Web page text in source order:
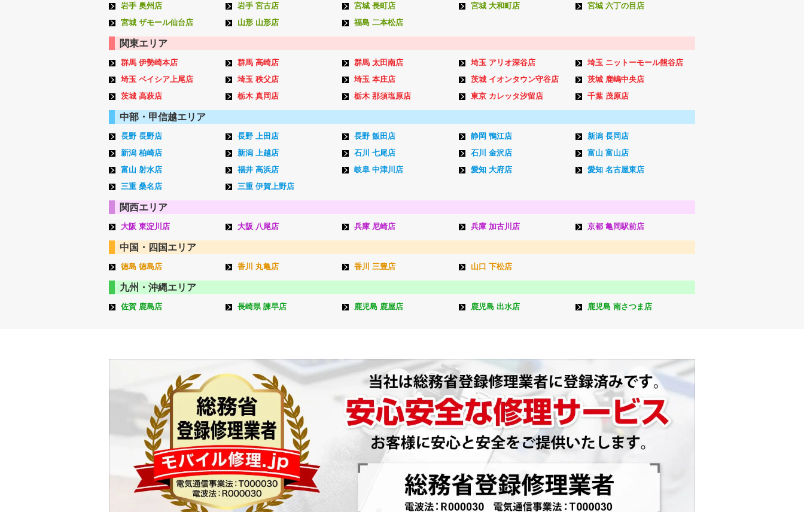
岩手 奥州店
岩手 宮古店 宮城 長町店 宮城 大和町店
宮城 六丁の目店
宮城 ザモール仙台店
山形 山形店 福島 二本松店
関東エリア
群馬 伊勢崎本店 群馬 高崎店 群馬 太田南店 埼玉 アリオ深谷店
埼玉 ニットーモール熊谷店
埼玉 ベイシア上尾店
埼玉 秩父店 埼玉 本庄店 茨城 イオンタウン守谷店
茨城 鹿嶋中央店
茨城 高萩店
栃木 真岡店 栃木 那須塩原店 東京 カレッタ汐留店 千葉 茂原店
中部・甲信越エリア
長野 長野店 長野 上田店 長野 飯田店 静岡 鴨江店
新潟 長岡店
新潟 柏崎店
新潟 上越店 石川 七尾店 石川 金沢店
富山 富山店
富山 射水店
福井 高浜店 岐阜 中津川店 愛知 大府店
愛知 名古屋東店
三重 桑名店
三重 伊賀上野店
関西エリア
大阪 東淀川店 大阪 八尾店 兵庫 尼崎店 兵庫 加古川店 京都 亀岡駅前店
中国・四国エリア
徳島 徳島店 香川 丸亀店 香川 三豊店 山口 下松店
九州・沖縄エリア
佐賀 鹿島店 長崎県 諫早店 鹿児島 鹿屋店 鹿児島 出水店 鹿児島 南さつま店